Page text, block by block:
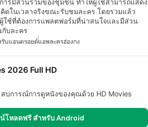
ารมีส่วนร่วมของชุมชน ทำให้ผู้ใช้สามารถแสดง
ดในเวลาจริงขณะรับชมละคร โดยรวมแล้ว
ใช้ที่ต้องการแพลตฟอร์มที่น่าสนใจและมีส่วน
กับละคร
บแอนดรอยด์แอพละครฮ่องกง
2026 Full HD
บการณ์การดูหนังของคุณด้วย HD Movies
โหลดฟรี สำหรับ Android